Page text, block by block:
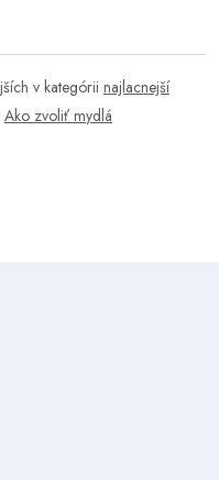
v kategórii najlacnejší
Ako zvoliť mydlá